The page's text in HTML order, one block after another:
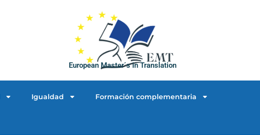
European Master´s in Translation
Igualdad Formación complementaria